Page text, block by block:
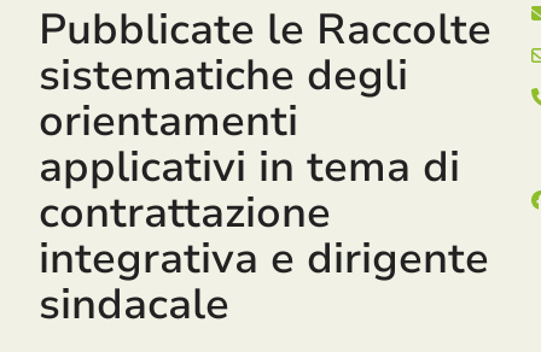
Pubblicate le Raccolte
sistematiche degli
orientamenti
applicativi in tema di
contrattazione
integrativa e dirigente
sindacale